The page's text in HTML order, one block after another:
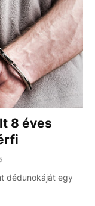
8 éves
dédunokáját egy